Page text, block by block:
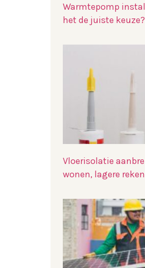
Warmtepomp
het de juiste keuze?
Vloerisolatie
wonen, lagere